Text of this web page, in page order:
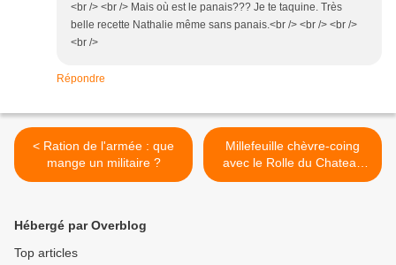
<br /> <br /> Mais où est le panais??? Je te taquine. Très
belle recette Nathalie même sans panais.<br /> <br /> <br />
<br />
Répondre
< Ration de l'armée : que
mange un militaire ?
Millefeuille chèvre-coing
avec le Rolle du Chateau
Simian >
Hébergé par Overblog
Top articles